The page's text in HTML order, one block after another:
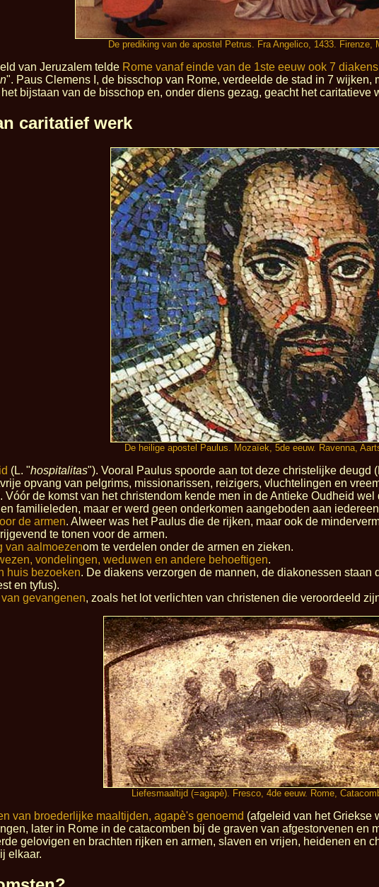
De prediking van de apostel Petrus. Fra Angelico, 1433. Firenze,
van Jeruzalem telde Rome vanaf einde van de 1ste eeuw ook 7 diakens
". Paus Clemens I, de bisschop van Rome, verdeelde de stad in 7
bijstaan van de bisschop en, onder diens gezag, geacht het caritatieve
caritatief werk
De heilige apostel Paulus. Mozaïek, 5de eeuw. Ravenna,
(L. "hospitalitas"). Vooral Paulus spoorde aan tot deze christelijke deugd
opvang van pelgrims, missionarissen, reizigers, vluchtelingen en
Vóór de komst van het christendom kende men in de Antieke Oudheid
familieleden, maar er werd geen onderkomen aangeboden aan
de armen. Alweer was het Paulus die de rijken, maar ook de
te tonen voor de armen.
van aalmoezenom te verdelen onder de armen en zieken.
vondelingen, weduwen en andere behoeftigen.
huis bezoeken. De diakens verzorgen de mannen, de diakonessen
en tyfus).
gevangenen, zoals het lot verlichten van christenen die veroordeeld
Liefesmaaltijd (=agapè). Fresco, 4de eeuw. Rome,
van broederlijke maaltijden, agapè's genoemd (afgeleid van het Griekse
later in Rome in de catacomben bij de graven van afgestorvenen en
gelovigen en brachten rijken en armen, slaven en vrijen, heidenen en
elkaar.